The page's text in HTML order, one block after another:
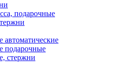
подарочные
подарочные
стержни